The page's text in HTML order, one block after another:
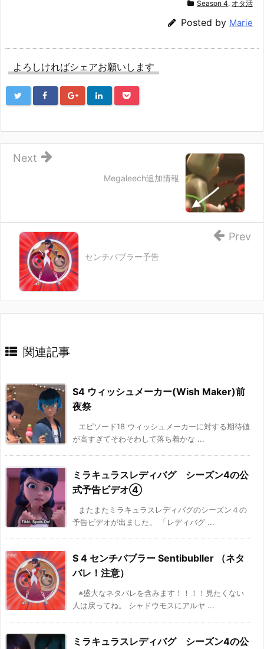
Season 4, オタ活
Posted by Marie
よろしければシェアお願いします
Megaleech追加情報
Next
センチバブラー予告
Prev
関連記事
S4 ウィッシュメーカー(Wish Maker)前
夜祭
エピソード18 ウィッシュメーカーに対する期待値
が高すぎてそわそわして落ち着かな ...
ミラキュラスレディバグ シーズン4の公
式予告ビデオ④
またまたミラキュラスレディバグのシーズン４の
予告ビデオが出ました。 「レディバグ ...
S 4 センチバブラー Sentibubller （ネタ
バレ！注意）
※盛大なネタバレを含みます！！！！見たくない
人は戻ってね。 シャドウモスにアルヤ ...
ミラキュラスレディバグ シーズン4の公